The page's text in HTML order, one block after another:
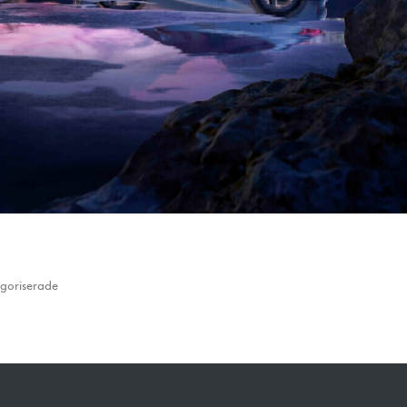
funktionalitet
att försvinna
från
hemsidan.
Marknadsföring
Genom att dela
med dig av dina
intressen och ditt
beteende när du